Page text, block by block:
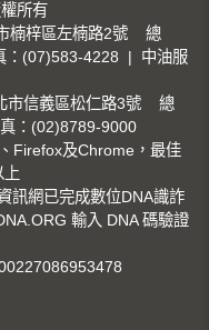
所有
楠梓區左楠路2號 總
(07)583-4228 | 中油服
市信義區松仁路3號 總
：(02)8789-9000
Firefox及Chrome，最佳
上
訊網已完成數位DNA識詐
輸入 DNA 碼驗證